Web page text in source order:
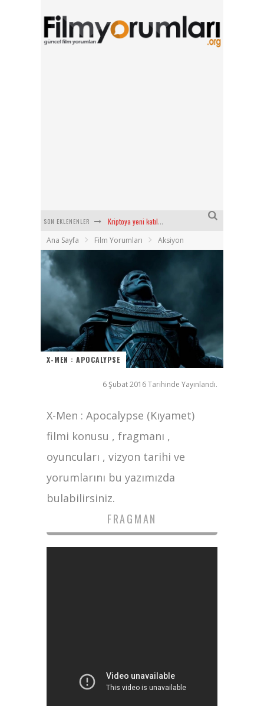
SON EKLENENLER Kriptoya yeni katılacaklara Bitget’te başlamak için 6 sebep!
Radius
Ziyaret (The Visit)
2017 Filmleri FullHDFilmin.com
Ana Sayfa Film Yorumları Aksiyon
X-MEN : APOCALYPSE
6 Şubat 2016 Tarihinde Yayınlandı.
X-Men : Apocalypse (Kıyamet)
filmi konusu , fragmanı ,
oyuncuları , vizyon tarihi ve
yorumlarını bu yazımızda
bulabilirsiniz.
FRAGMAN